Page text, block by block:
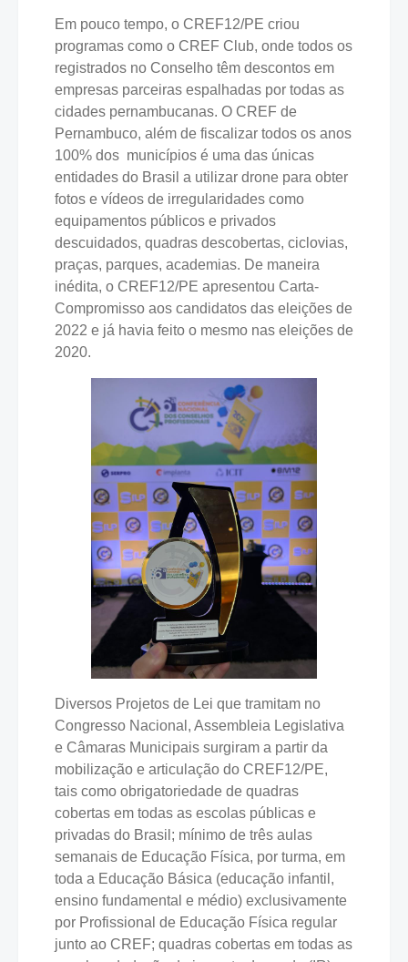
Em pouco tempo, o CREF12/PE criou
programas como o CREF Club, onde todos os
registrados no Conselho têm descontos em
empresas parceiras espalhadas por todas as
cidades pernambucanas. O CREF de
Pernambuco, além de fiscalizar todos os anos
100% dos municípios é uma das únicas
entidades do Brasil a utilizar drone para obter
fotos e vídeos de irregularidades como
equipamentos públicos e privados
descuidados, quadras descobertas, ciclovias,
praças, parques, academias. De maneira
inédita, o CREF12/PE apresentou Carta-
Compromisso aos candidatos das eleições de
2022 e já havia feito o mesmo nas eleições de
2020.
Diversos Projetos de Lei que tramitam no
Congresso Nacional, Assembleia Legislativa
e Câmaras Municipais surgiram a partir da
mobilização e articulação do CREF12/PE,
tais como obrigatoriedade de quadras
cobertas em todas as escolas públicas e
privadas do Brasil; mínimo de três aulas
semanais de Educação Física, por turma, em
toda a Educação Básica (educação infantil,
ensino fundamental e médio) exclusivamente
por Profissional de Educação Física regular
junto ao CREF; quadras cobertas em todas as